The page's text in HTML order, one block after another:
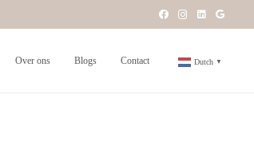
Over ons Blogs Contact Dutch ▼